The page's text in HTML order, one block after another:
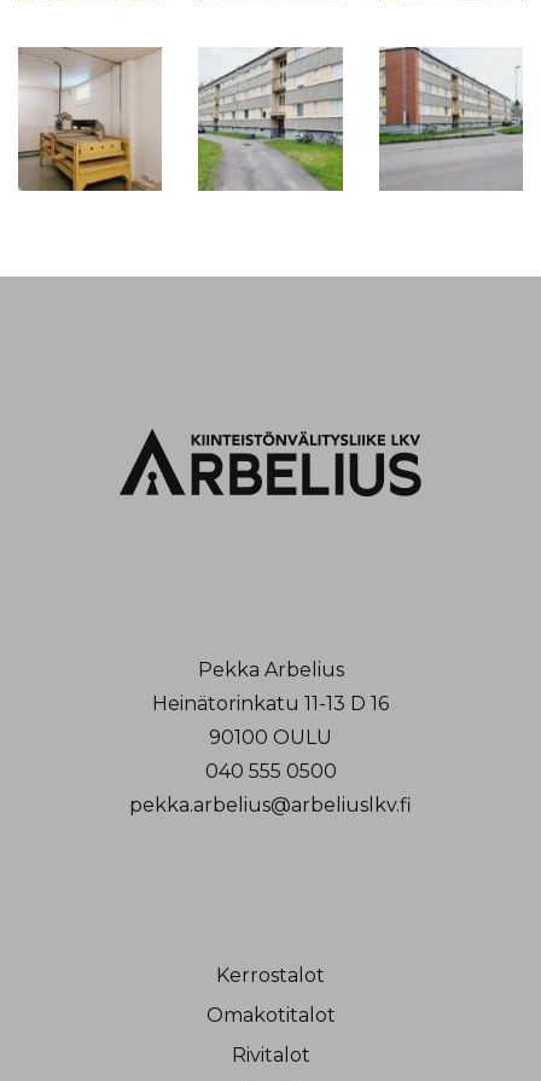
Pekka Arbelius
Heinätorinkatu 11-13 D 16
90100 OULU
040 555 0500
pekka.arbelius@arbeliuslkv.fi
Kerrostalot
Omakotitalot
Rivitalot